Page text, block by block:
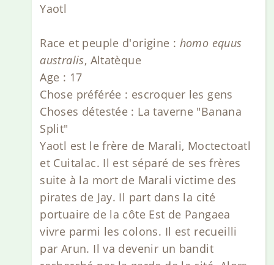
Yaotl
Race et peuple d'origine : homo equus
australis, Altatèque
Age : 17
Chose préférée : escroquer les gens
Choses détestée : La taverne "Banana
Split"
Yaotl est le frère de Marali, Moctectoatl
et Cuitalac. Il est séparé de ses frères
suite à la mort de Marali victime des
pirates de Jay. Il part dans la cité
portuaire de la côte Est de Pangaea
vivre parmi les colons. Il est recueilli
par Arun. Il va devenir un bandit